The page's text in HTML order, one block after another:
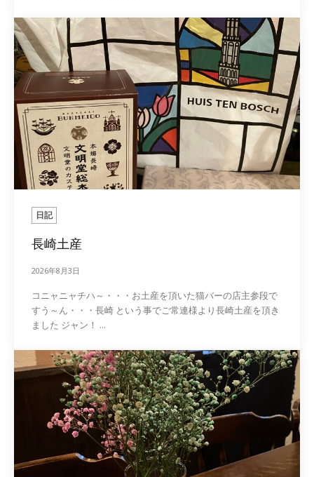
日記
長崎土産
2026年8月3日
コニャニャチハ～・・・お土産を頂いた猫バーの店主参段で
すう～ん・・・長崎 という事でご常連様より長崎土産を頂き
ました ジャン！ ...